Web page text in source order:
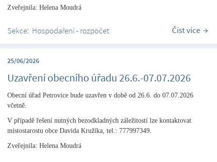
Zveřejnila: Helena Moudrá
Sekce: Hospodaření - rozpočet Číst více
25/06/2026
Uzavření obecního úřadu 26.6.-07.07.2026
Obecní úřad Petrovice bude uzavřen v době od 26.6. do 07.07.2026
včetně.
V případě řešení nutných bezodkladných záležitostí lze kontaktovat
místostarostu obce Davida Kružíka, tel.: 777997349.
Zveřejnila: Helena Moudrá